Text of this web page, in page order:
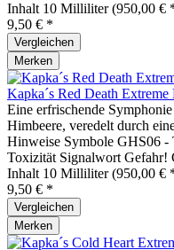
Inhalt 10 Milliliter(950,00 €
9,50 € *
Vergleichen
Merken
Kapka´s Red Death
Eine erfrischende
Himbeere, veredelt durch
Hinweise Symbole GHS06 -
Toxizität Signalwort Gefahr!
Inhalt 10 Milliliter(950,00 €
9,50 € *
Vergleichen
Merken